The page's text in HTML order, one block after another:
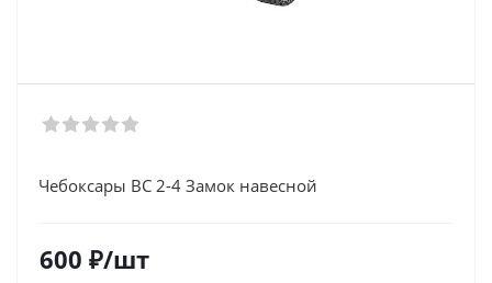
Чебоксары ВС 2-4 Замок навесной
600 ₽/шт